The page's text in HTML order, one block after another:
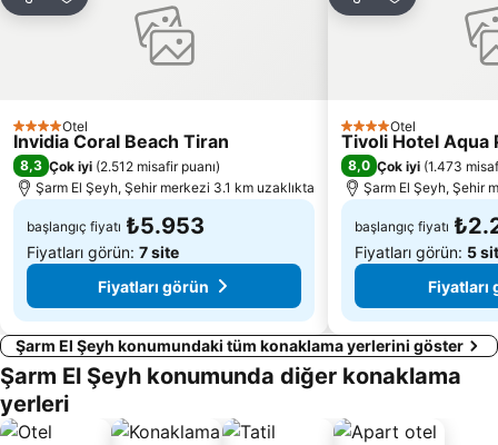
Favorilerime ekle
4 YıldızOtel
Invidia Coral Beach Tiran
8,3 Çok iyi (2.512 misafir puanı)
Şarm El Şeyh, Şehir merkezi 3.1 km uzaklıkta
başlangıç fiyatı ₺5.953
Fiyatları görün: 7 site
Fiyatları görün
4 YıldızOtel
Tivoli Hotel Aqua
8,0 Çok iyi (1.473
Şarm El Şeyh, Şehir
başlangıç fiyatı
Fiyatları görün: 5
Fiyatları
Şarm El Şeyh konumundaki tüm konaklama yerlerini göster
Şarm El Şeyh konumunda diğer konaklama
yerleri